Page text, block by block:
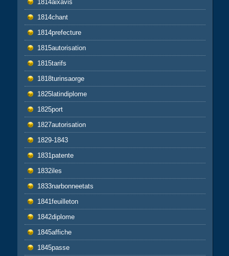
1814aixavis
1814chant
1814prefecture
1815autorisation
1815tarifs
1818turinsaorge
1825latindiplome
1825port
1827autorisation
1829-1843
1831patente
1832iles
1833narbonneetats
1841feuilleton
1842diplome
1845affiche
1845passe